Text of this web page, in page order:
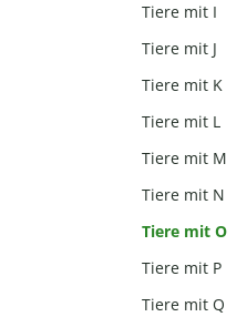
Tiere mit I
Tiere mit J
Tiere mit K
Tiere mit L
Tiere mit M
Tiere mit N
Tiere mit O
Tiere mit P
Tiere mit Q